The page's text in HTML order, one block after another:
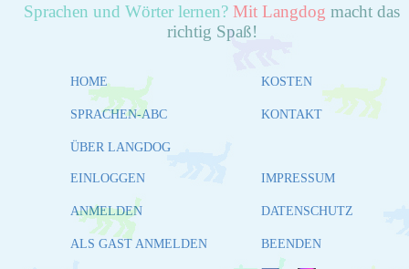
Sprachen und Wörter lernen? Mit Langdog macht das
richtig Spaß!
HOME
SPRACHEN-ABC
ÜBER LANGDOG
KOSTEN
KONTAKT
EINLOGGEN
ANMELDEN
ALS GAST ANMELDEN
IMPRESSUM
DATENSCHUTZ
BEENDEN